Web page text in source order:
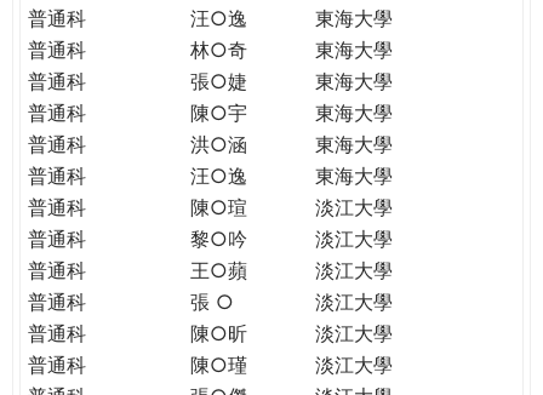
GLOBAL
CITIZENSHIP
普通科
汪○逸
東海大學
普通科
林○奇
東海大學
普通科
張○婕
東海大學
普通科
陳○宇
東海大學
普通科
洪○涵
東海大學
普通科
汪○逸
東海大學
普通科
陳○瑄
淡江大學
普通科
黎○吟
淡江大學
普通科
王○蘋
淡江大學
普通科
張 ○
淡江大學
普通科
陳○昕
淡江大學
普通科
陳○瑾
淡江大學